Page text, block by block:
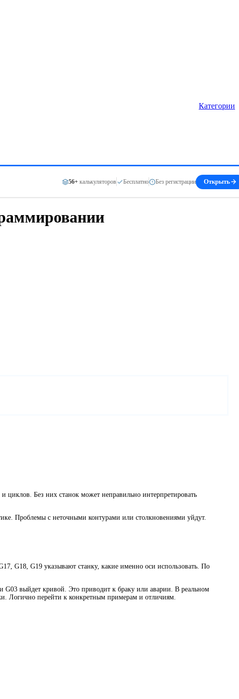
Категории
56+ калькуляторов Бесплатно Без регистрации Открыть
Без них станок может неправильно интерпретировать
Проблемы с неточными контурами или столкновениями уйдут.
G18, G19 указывают станку, какие именно оси использовать. По
G03 выйдет кривой. Это приводит к браку или аварии. В реальном
Логично перейти к конкретным примерам и отличиям.